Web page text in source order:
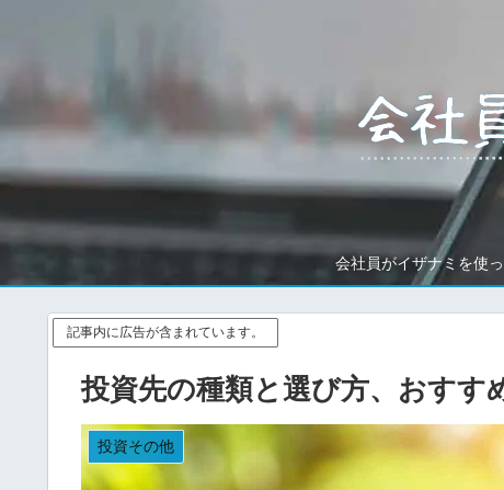
会社員がイザナミを使
記事内に広告が含まれています。
投資先の種類と選び方、おすす
投資その他